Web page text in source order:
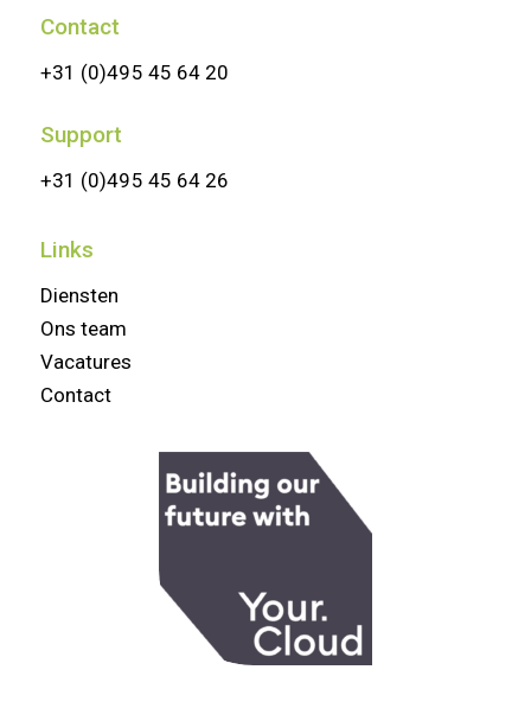
Contact
+31 (0)495 45 64 20
Support
+31 (0)495 45 64 26
Links
Diensten
Ons team
Vacatures
Contact